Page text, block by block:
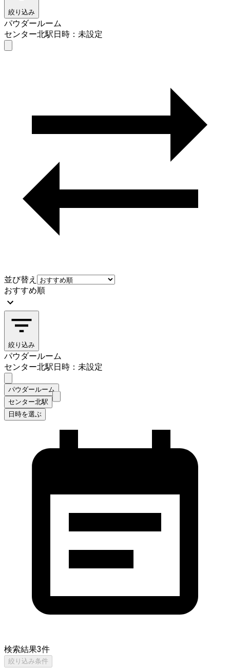
絞り込み
パウダールーム
センター北駅日時：未設定
並び替え
おすすめ順
絞り込み
パウダールーム
センター北駅日時：未設定
パウダールーム
センター北駅
日時を選ぶ
検索結果3件
絞り込み条件